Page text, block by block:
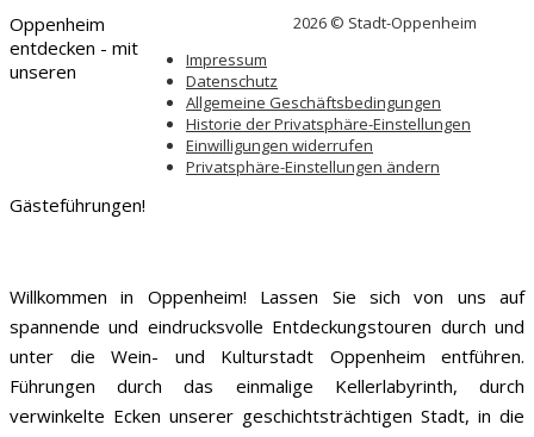
2026 © Stadt-Oppenheim
Impressum
Datenschutz
Allgemeine Geschäftsbedingungen
Historie der Privatsphäre-Einstellungen
Einwilligungen widerrufen
Privatsphäre-Einstellungen ändern
Oppenheim
entdecken - mit
unseren
Gästeführungen!
Willkommen in Oppenheim! Lassen Sie sich von uns auf
spannende und eindrucksvolle Entdeckungstouren durch und
unter die Wein- und Kulturstadt Oppenheim entführen.
Führungen durch das einmalige Kellerlabyrinth, durch
verwinkelte Ecken unserer geschichtsträchtigen Stadt, in die